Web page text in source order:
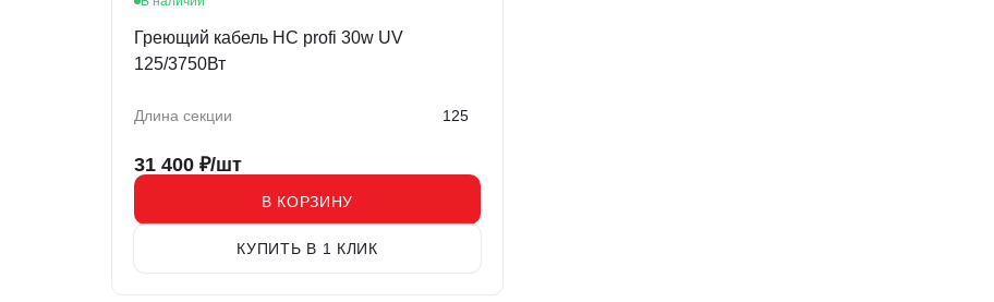
Греющий кабель HC profi 30w UV
125/3750Вт
Длина секции 125
31 400 ₽/шт
В КОРЗИНУ
КУПИТЬ В 1 КЛИК